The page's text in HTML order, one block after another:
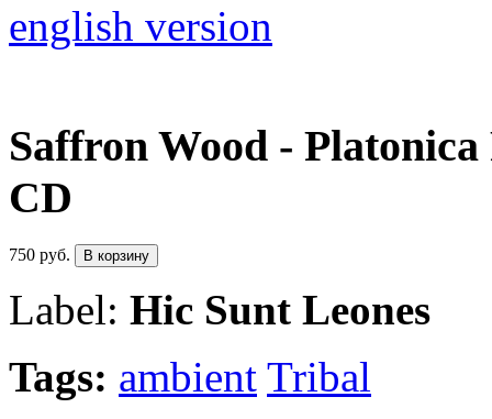
english version
Saffron Wood -
CD
750 руб. В корзину
Label: Hic Sunt Leones
Tags: ambient Tribal